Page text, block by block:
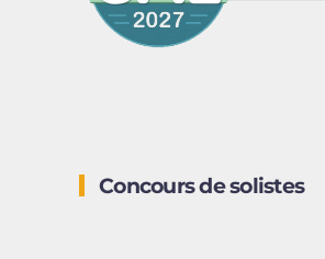
Concours de solistes